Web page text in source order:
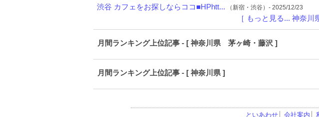
渋谷 カフェをお探しならココ■HPhtt... （新宿・渋谷）- 2025/12/23
［ もっと見る... 神奈川
月間ランキング上位記事 - [ 神奈川県 茅ヶ崎・藤沢 ]
月間ランキング上位記事 - [ 神奈川県 ]
といあわせ│ 会社案内